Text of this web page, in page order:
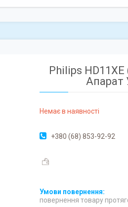
Philips
Апарат
Немає в наявності
+380 (68) 853-92-92
повернення товару